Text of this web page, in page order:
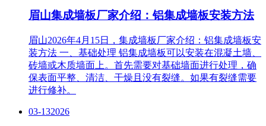
眉山集成墙板厂家介绍：铝集成墙板安装方法
眉山2026年4月15日，集成墙板厂家介绍：铝集成墙板安
装方法 一、基础处理 铝集成墙板可以安装在混凝土墙、
砖墙或木质墙面上。首先需要对基础墙面进行处理，确
保表面平整、清洁、干燥且没有裂缝。如果有裂缝需要
进行修补。
03-132026